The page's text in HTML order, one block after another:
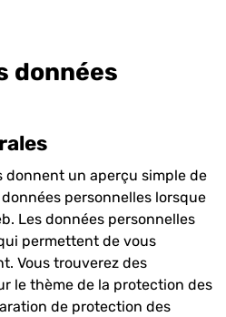
données
donnent un aperçu simple de
personnelles lorsque
Les données personnelles
permettent de vous
Vous trouverez des
le thème de la protection des
de protection des